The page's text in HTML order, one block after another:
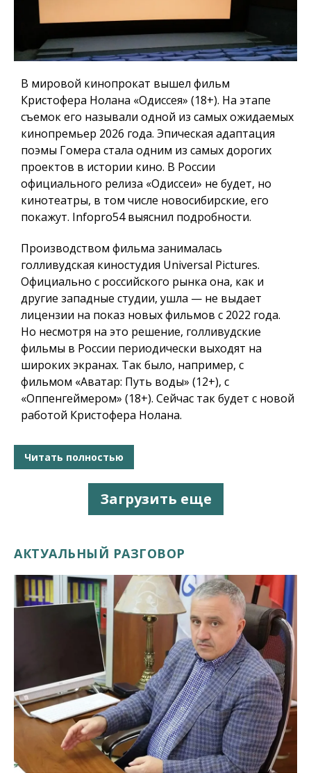
В мировой кинопрокат вышел фильм
Кристофера Нолана «Одиссея» (18+). На этапе
съемок его называли одной из самых ожидаемых
кинопремьер 2026 года. Эпическая адаптация
поэмы Гомера стала одним из самых дорогих
проектов в истории кино. В России
официального релиза «Одиссеи» не будет, но
кинотеатры, в том числе новосибирские, его
покажут. Infopro54выяснил подробности.
Производством фильма занималась
голливудская киностудия Universal Pictures.
Официально с российского рынка она, как и
другие западные студии, ушла — не выдает
лицензии на показ новых фильмов с 2022 года.
Но несмотря на это решение, голливудские
фильмы в России периодически выходят на
широких экранах. Так было, например, с
фильмом «Аватар: Путь воды» (12+), с
«Оппенгеймером» (18+). Сейчас так будет с новой
работой Кристофера Нолана.
Читать полностью
Загрузить еще
АКТУАЛЬНЫЙ РАЗГОВОР